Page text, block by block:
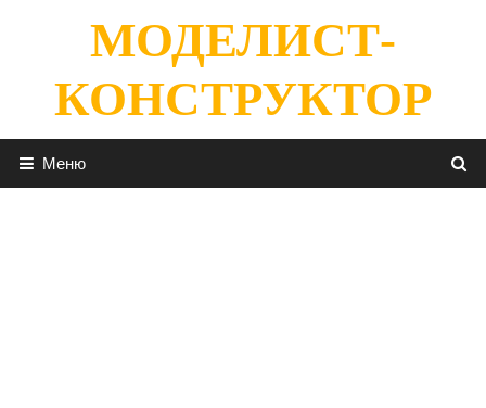
содержимомуМОДЕЛИСТ-
КОНСТРУКТОР
Меню